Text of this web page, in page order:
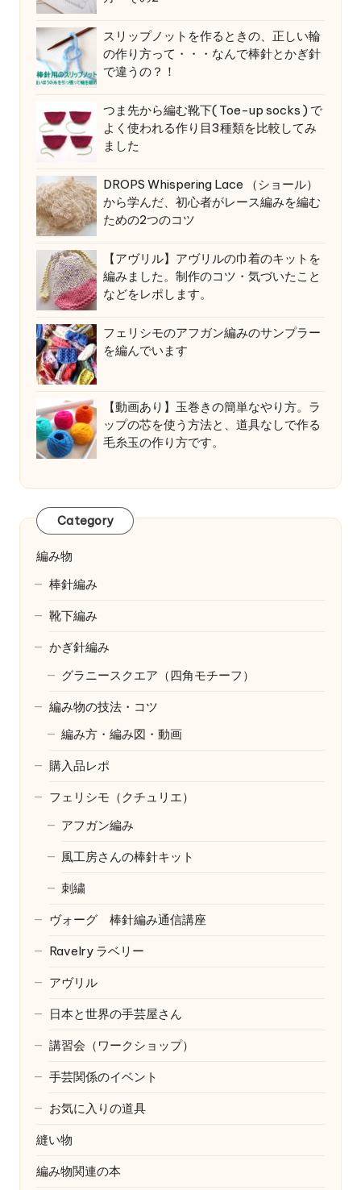
スリップノットを作るときの、正しい輪
の作り方って・・・なんで棒針とかぎ針
で違うの？！
つま先から編む靴下( Toe-up socks ) で
よく使われる作り目3種類を比較してみ
ました
DROPS Whispering Lace （ショール）
から学んだ、初心者がレース編みを編む
ための2つのコツ
【アヴリル】アヴリルの巾着のキットを
編みました。制作のコツ・気づいたこと
などをレポします。
フェリシモのアフガン編みのサンプラー
を編んでいます
【動画あり】玉巻きの簡単なやり方。ラ
ップの芯を使う方法と、道具なしで作る
毛糸玉の作り方です。
Category
編み物
棒針編み
靴下編み
かぎ針編み
グラニースクエア（四角モチーフ）
編み物の技法・コツ
編み方・編み図・動画
購入品レポ
フェリシモ（クチュリエ）
アフガン編み
風工房さんの棒針キット
刺繍
ヴォーグ 棒針編み通信講座
Ravelry ラベリー
アヴリル
日本と世界の手芸屋さん
講習会（ワークショップ）
手芸関係のイベント
お気に入りの道具
縫い物
編み物関連の本